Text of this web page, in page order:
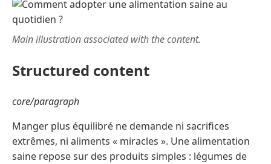
Main illustration associated with the content.
Structured content
core/paragraph
Manger plus équilibré ne demande ni sacrifices
extrêmes, ni aliments « miracles ». Une alimentation
saine repose sur des produits simples : légumes de